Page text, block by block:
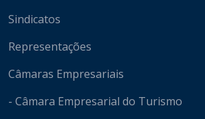
Sindicatos
Representações
Câmaras Empresariais
- Câmara Empresarial do Turismo